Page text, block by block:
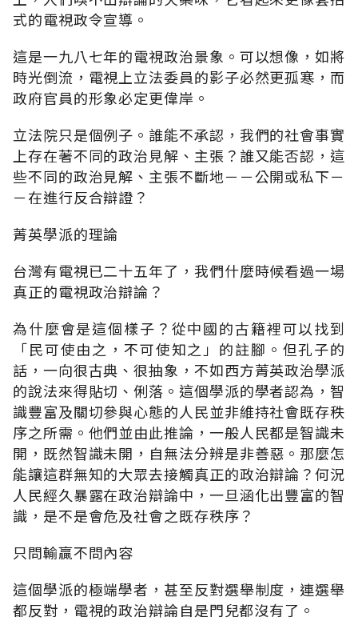
式的電視政令宣導。
這是一九八七年的電視政治景象。可以想像，如將
時光倒流，電視上立法委員的影子必然更孤寒，而
政府官員的形象必定更偉岸。
立法院只是個例子。誰能不承認，我們的社會事實
上存在著不同的政治見解、主張？誰又能否認，這
些不同的政治見解、主張不斷地－－公開或私下－
－在進行反合辯證？
菁英學派的理論
台灣有電視已二十五年了，我們什麼時候看過一場
真正的電視政治辯論？
為什麼會是這個樣子？從中國的古籍裡可以找到
「民可使由之，不可使知之」的註腳。但孔子的
話，一向很古典、很抽象，不如西方菁英政治學派
的說法來得貼切、俐落。這個學派的學者認為，智
識豐富及關切參與心態的人民並非維持社會既存秩
序之所需。他們並由此推論，一般人民都是智識未
開，既然智識未開，自無法分辨是非善惡。那麼怎
能讓這群無知的大眾去接觸真正的政治辯論？何況
人民經久暴露在政治辯論中，一旦涵化出豐富的智
識，是不是會危及社會之既存秩序？
只問輸贏不問內容
這個學派的極端學者，甚至反對選舉制度，連選舉
都反對，電視的政治辯論自是門兒都沒有了。